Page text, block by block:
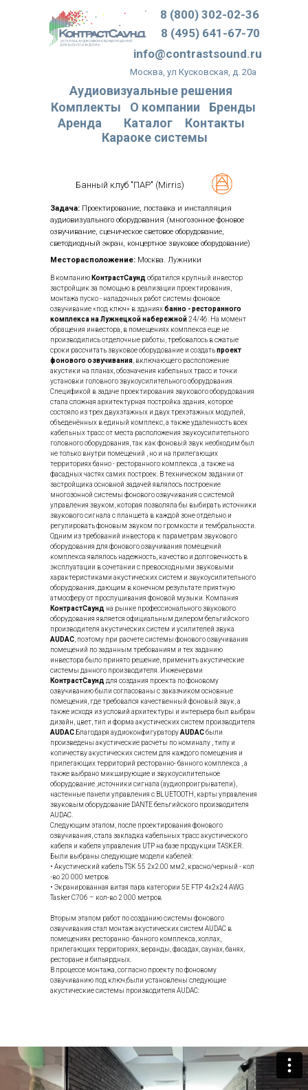
Каталог
Комплекты Бренды
О компании
Контакты
Москва, ул Кусковская, д. 20а
info@contrastsound.ru
8 (495) 641-67-70
8 (800) 302-02-36
Аренда
Аудиовизуальные решения
Караоке системы
Банный клуб "ПАР" (Mirris)
Задача: Проектирование, поставка и инсталляция
аудиовизуального оборудования (многозонное фоновое
озвучивание, сценическое световое оборудование,
светодиодный экран, концертное звуковое оборудование)
Месторасположение: Москва. Лужники
В компанию КонтрастСаунд обратился крупный инвестор
застройщик за помощью в реализации проектирования,
монтажа пуско - наладочных работ системы фоновое
озвучивание «под ключ» в зданияхбанно - ресторанного
комплекса на Лужнецкой набережной24/46. На момент
обращения инвестора, в помещениях комплекса еще не
производились отделочные работы, требовалось в сжатые
сроки рассчитать звуковое оборудование и создатьпроект
фонового озвучивания , включающего расположение
акустики на планах, обозначения кабельных трасс и точки
установки головного звукоусилительного оборудования.
Спецификой в задаче проектирования звукового оборудования
стала сложная архитектурная постройка здания, которое
состояло из трех двухэтажных и двух трехэтажных модулей,
объеденённых в единый комплекс, а также удаленность всех
кабельных трасс от места расположения звукоусилительного
головного оборудования, так как фоновый звук необходим был
не только внутри помещений , но и на прилегающих
территориях банно - ресторанного комплекса , а также на
фасадных частях самих построек. В техническом задании от
застройщика основной задачей являлось построение
многозонной системы фонового озвучивания с системой
управления звуком, которая позволяла бы выбирать источники
звукового сигнала с планшета в каждой зоне отдельно и
регулировать фоновым звуком по громкости и тембральности.
Одним из требований инвестора к параметрам звукового
оборудования для фонового озвучивания помещений
комплекса являлось надежность, качество и долговечность в
эксплуатации в сочетании с превосходными звуковыми
характеристиками акустических систем и звукоусилительного
оборудования, дающим в конечном результате приятную
атмосферу от прослушивания фоновой музыки. Компания
КонтрастСаунд на рынке профессионального звукового
оборудования является официальным дилером бельгийского
производителя акустических систем и усилителей звука
AUDAC , поэтому при расчете системы фонового озвучивания
помещений по заданным требованиям и тех заданию
инвестора было принято решение, применить акустические
системы данного производителя. Инженерами
КонтрастСаунд для создания проекта по фоновому
озвучиванию были согласованы с заказчиком основные
помещения, где требовался качественный фоновый звук, а
также исходя из условий архитектуры и интерьера был выбран
дизайн, цвет, тип и форма акустических систем производителя
AUDAC .Благодаря аудиоконфигураторуAUDACбыли
произведены акустические расчеты по номиналу , типу и
количеству акустических систем для каждого помещения и
прилегающих территорий ресторанно- банного комплекса , а
также выбрано микширующие и звукоусилительное
оборудование ,источники сигнала (аудиопроигрыватели),
настенные панели управления с BLUETOOTH, карты управления
звуковым оборудование DANTE бельгийского производителя
AUDAC.
Следующим этапом, после проектирования фонового
озвучивания, стала закладка кабельных трасс акустического
кабеля и кабеля управления UTP на базе продукции TASKER.
Были выбраны следующие модели кабелей:
• Акустический кабель TSK 55 2х2.00 мм2, красно/черный - кол
-во 20 000 метров
• Экранированная витая пара категории 5E FTP 4x2x24 AWG
Tasker C706 – кол-во 2 000 метров
Вторым этапом работ по созданию системы фонового
озвучивания стал монтаж акустических систем AUDAC в
помещениях ресторанно -банного комплекса, холлах,
прилегающих территориях, веранды, фасадах, саунах, банях,
ресторане и бильярдных.
В процессе монтажа, согласно проекту по фоновому
озвучиванию под ключ,были установлены следующие
акустические системы производителя AUDAC: